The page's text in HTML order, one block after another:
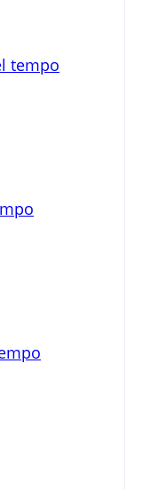
tempo